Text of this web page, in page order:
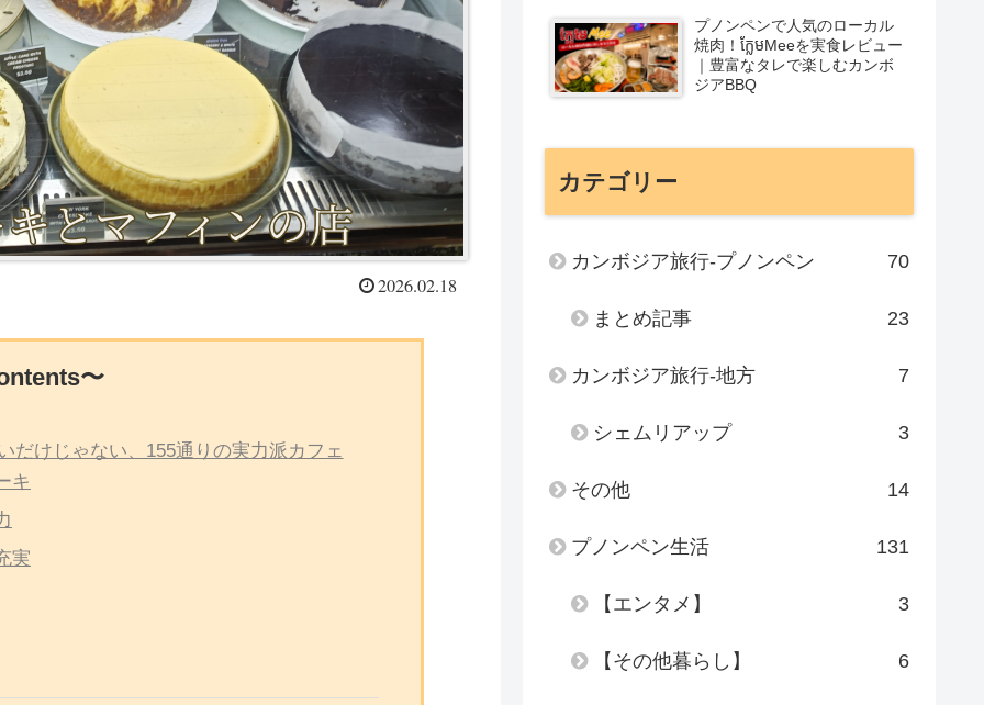
2026.02.18
〜
だけじゃない、155通りの実力派カフェ
キ
実
プノンペンで人気のローカル
焼肉！ក្លែមMeeを実食レビュー
｜豊富なタレで楽しむカンボ
ジアBBQ
カテゴリー
カンボジア旅行-プノンペン 70
まとめ記事 23
カンボジア旅行-地方 7
シェムリアップ 3
その他 14
プノンペン生活 131
【エンタメ】 3
【その他暮らし】 6